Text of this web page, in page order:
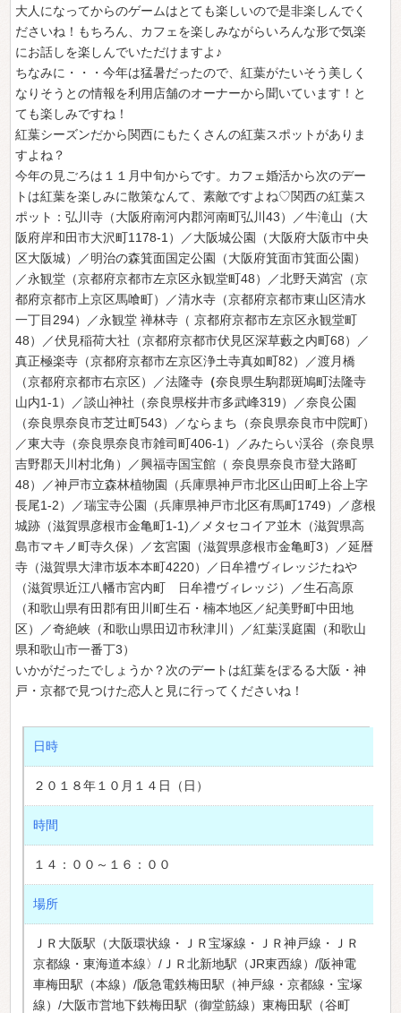
大人になってからのゲームはとても楽しいので是非楽しんでく
ださいね！もちろん、カフェを楽しみながらいろんな形で気楽
にお話しを楽しんでいただけますよ♪
ちなみに・・・今年は猛暑だったので、紅葉がたいそう美しく
なりそうとの情報を利用店舗のオーナーから聞いています！と
ても楽しみですね！
紅葉シーズンだから関西にもたくさんの紅葉スポットがありま
すよね？
今年の見ごろは１１月中旬からです。カフェ婚活から次のデー
トは紅葉を楽しみに散策なんて、素敵ですよね♡関西の紅葉ス
ポット：弘川寺（大阪府南河内郡河南町弘川43）／牛滝山（大
阪府岸和田市大沢町1178-1）／大阪城公園（大阪府大阪市中央
区大阪城）／明治の森箕面国定公園（大阪府箕面市箕面公園）
／永観堂（京都府京都市左京区永観堂町48）／北野天満宮（京
都府京都市上京区馬喰町）／清水寺（京都府京都市東山区清水
一丁目294）／永観堂 禅林寺（ 京都府京都市左京区永観堂町
48）／伏見稲荷大社（京都府京都市伏見区深草藪之内町68）／
真正極楽寺（京都府京都市左京区浄土寺真如町82）／渡月橋
（京都府京都市右京区）／法隆寺 （奈良県生駒郡斑鳩町法隆寺
山内1-1）／談山神社（奈良県桜井市多武峰319）／奈良公園
（奈良県奈良市芝辻町543）／ならまち（奈良県奈良市中院町）
／東大寺（奈良県奈良市雑司町406-1）／みたらい渓谷（奈良県
吉野郡天川村北角）／興福寺国宝館（ 奈良県奈良市登大路町
48）／神戸市立森林植物園（兵庫県神戸市北区山田町上谷上字
長尾1-2）／瑞宝寺公園（兵庫県神戸市北区有馬町1749）／彦根
城跡（滋賀県彦根市金亀町1-1)／メタセコイア並木（滋賀県高
島市マキノ町寺久保）／玄宮園（滋賀県彦根市金亀町3）／延暦
寺（滋賀県大津市坂本本町4220）／日牟禮ヴィレッジたねや
（滋賀県近江八幡市宮内町 日牟禮ヴィレッジ）／生石高原
（和歌山県有田郡有田川町生石・楠本地区／紀美野町中田地
区）／奇絶峡（和歌山県田辺市秋津川）／紅葉渓庭園（和歌山
県和歌山市一番丁3）
いかがだったでしょうか？次のデートは紅葉をぽるる大阪・神
戸・京都で見つけた恋人と見に行ってくださいね！
日時
２０１８年１０月１４日（日）
時間
１４：００～１６：００
場所
ＪＲ大阪駅（大阪環状線・ＪＲ宝塚線・ＪＲ神戸線・ＪＲ
京都線・東海道本線〉/ＪＲ北新地駅（JR東西線）/阪神電
車梅田駅（本線）/阪急電鉄梅田駅（神戸線・京都線・宝塚
線）/大阪市営地下鉄梅田駅（御堂筋線）東梅田駅（谷町